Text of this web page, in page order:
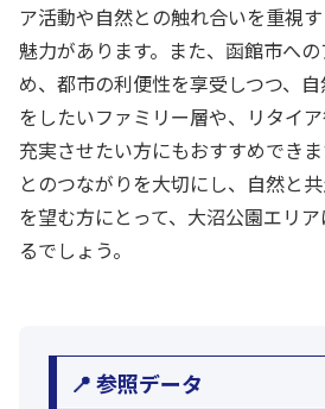
ア活動や自然との触れ合いを重視
魅力があります。また、函館市へ
め、都市の利便性を享受しつつ、
をしたいファミリー層や、リタイ
充実させたい方にもおすすめでき
とのつながりを大切にし、自然と
を望む方にとって、大沼公園エリ
るでしょう。
📍 参照データ